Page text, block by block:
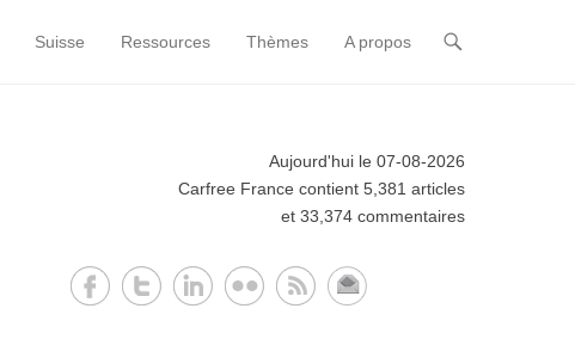
Suisse Ressources Thèmes A propos
Aujourd'hui le 07-08-2026
Carfree France contient 5,381 articles
et 33,374 commentaires